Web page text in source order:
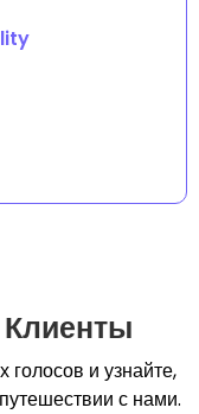
и узнайте,
с нами.